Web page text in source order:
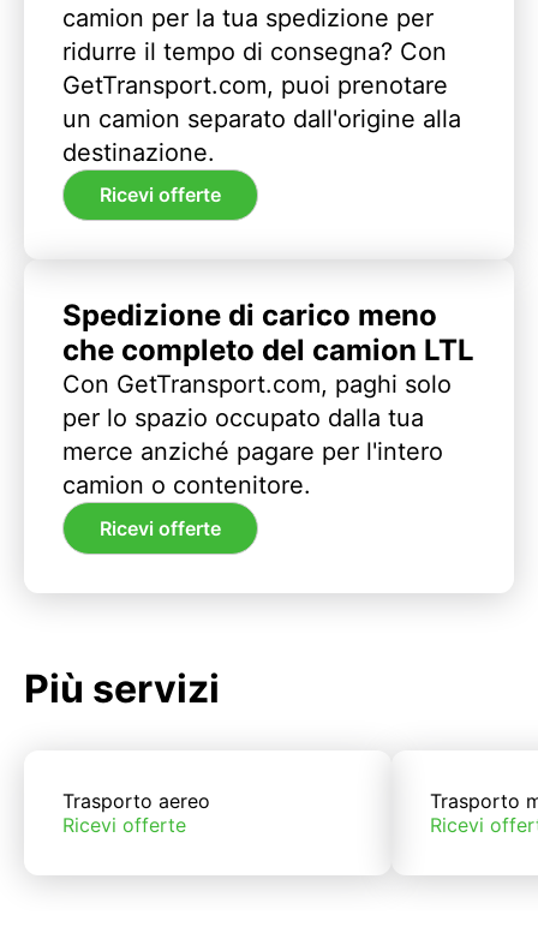
camion per la tua spedizione per
ridurre il tempo di consegna? Con
GetTransport.com, puoi prenotare
un camion separato dall'origine alla
destinazione.
Ricevi offerte
Spedizione di carico meno
che completo del camion LTL
Con GetTransport.com, paghi solo
per lo spazio occupato dalla tua
merce anziché pagare per l'intero
camion o contenitore.
Ricevi offerte
Più servizi
Trasporto aereo
Ricevi offerte
Trasporto
Ricevi